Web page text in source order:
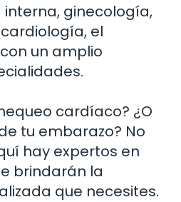
ginecología,
el
un amplio
cardíaco? ¿O
tu embarazo? No
hay expertos en
brindarán la
que necesites.